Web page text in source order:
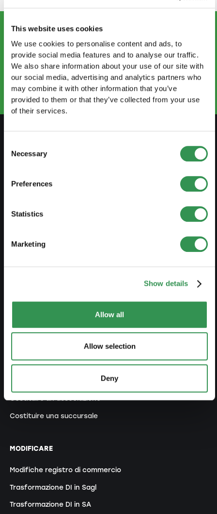
This website uses cookies
We use cookies to personalise content and ads, to
provide social media features and to analyse our traffic.
We also share information about your use of our site with
our social media, advertising and analytics partners who
may combine it with other information that you’ve
provided to them or that they’ve collected from your use
of their services.
Selection
Necessary
Preferences
Statistics
Marketing
Show details
Allow all
Allow selection
Deny
CONTATTATECI
info.ti@startups.ch
Prenotare un appuntamento
+41 91 922 81 32
PREPARARSI
Creare un business plan
Panoramica forme giuridiche
Costituire una ditta individuale
Costiture una SA
Costituire un'associazione
Costituire una succursale
MODIFICARE
Modifiche registro di commercio
Trasformazione DI in Sagl
Trasformazione DI in SA